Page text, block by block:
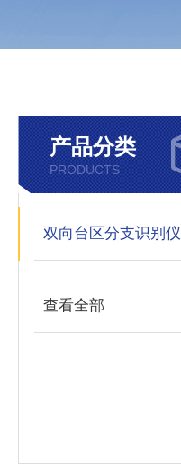
产品分类
PRODUCTS
双向台区分支识别仪
查看全部